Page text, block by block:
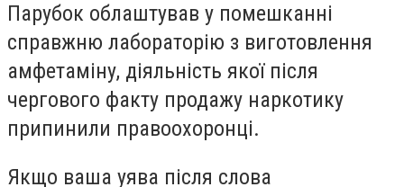
Парубок облаштував у помешканні
справжню лабораторію з виготовлення
амфетаміну, діяльність якої після
чергового факту продажу наркотику
припинили правоохоронці.
Якщо ваша уява після слова